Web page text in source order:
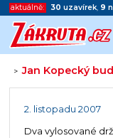
aktuálně: 30 uzavírek, 9
>Jan Kopecký
2. listopadu 2007
Dva vylosované